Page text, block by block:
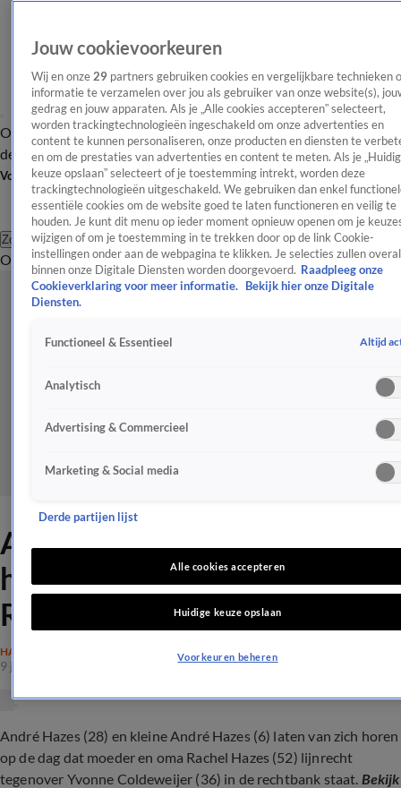
OverzichtAfleveringen Entertainment TV Algemeen
Tip
de redactieNieuwsbrief
Volg Shownieuws
Zoeken
OverzichtEntertainmentSpraakmakendRealityCrimeVideo's
André Hazes laat van zich
horen op dag rechtszaak
Rachel
HAZES
9 jan 2023, 19:31
André Hazes (28) en kleine André Hazes (6) laten van zich horen
op de dag dat moeder en oma Rachel Hazes (52) lijnrecht
tegenover Yvonne Coldeweijer (36) in de rechtbank staat. Bekijk
Jouw cookievoorkeuren
Wij en onze 29 partners gebruiken cookies en vergelijkbare technieken
informatie te verzamelen over jou als gebruiker van onze website(s),
gedrag en jouw apparaten. Als je „Alle cookies accepteren” selecteert,
worden trackingtechnologieën ingeschakeld om onze advertenties en
content te kunnen personaliseren, onze producten en diensten te
en om de prestaties van advertenties en content te meten. Als je
keuze opslaan” selecteert of je toestemming intrekt, worden deze
trackingtechnologieën uitgeschakeld. We gebruiken dan enkel
essentiële cookies om de website goed te laten functioneren en veilig te
houden. Je kunt dit menu op ieder moment opnieuw openen om je
wijzigen of om je toestemming in te trekken door op de link Cookie-
instellingen onder aan de webpagina te klikken. Je selecties zullen overal
binnen onze Digitale Diensten worden doorgevoerd. Raadpleeg onze
Cookieverklaring voor meer informatie.
Bekijk hier onze Digitale
Diensten.
Functioneel & Essentieel Altijd
Analytisch
Advertising & Commercieel
Marketing & Social media
Derde partijen lijst
Alle cookies accepteren
Huidige keuze opslaan
Voorkeuren beheren